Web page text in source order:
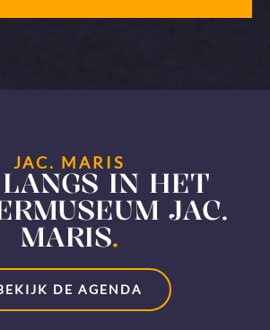
JAC. MARIS
IN HET
JAC.
MARIS.
DE AGENDA